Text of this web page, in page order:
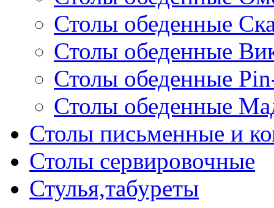
Столы обеденные
Столы обеденные
Столы обеденные
Столы обеденные
Столы письменные и
Столы сервировочные
Стулья,табуреты